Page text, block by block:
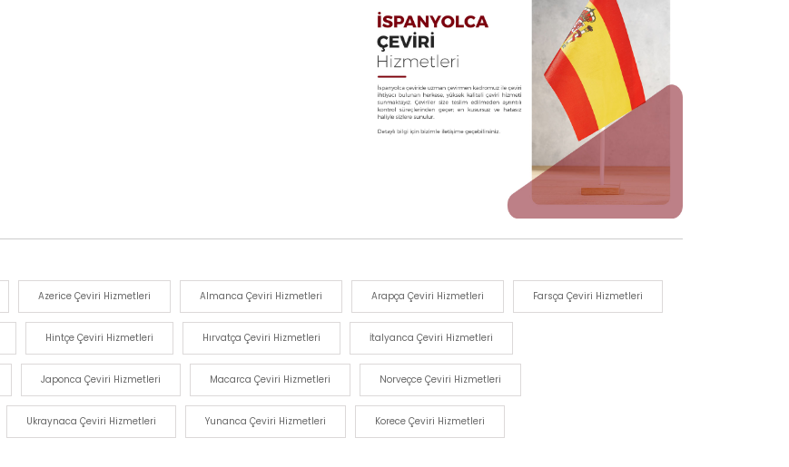
Azerice Çeviri Hizmetleri Almanca Çeviri Hizmetleri Arapça Çeviri Hizmetleri Farsça Çeviri Hizmetleri
Hintçe Çeviri Hizmetleri Hırvatça Çeviri Hizmetleri İtalyanca Çeviri Hizmetleri
Japonca Çeviri Hizmetleri Macarca Çeviri Hizmetleri Norveçce Çeviri Hizmetleri
Ukraynaca Çeviri Hizmetleri Yunanca Çeviri Hizmetleri Korece Çeviri Hizmetleri